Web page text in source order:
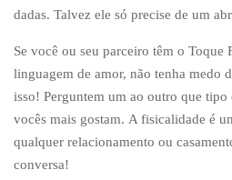
dadas. Talvez ele só precise de um
Se você ou seu parceiro têm o Toque
linguagem de amor, não tenha medo
isso! Perguntem um ao outro que
vocês mais gostam. A fisicalidade é
qualquer relacionamento ou
conversa!